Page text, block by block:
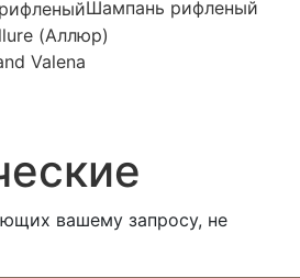
Шампань рифленый
(Аллюр)
Valena
вашему запросу, не